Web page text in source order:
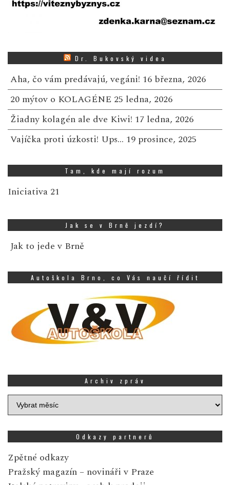
Dr. Bukovský videa
Aha, čo vám predávajú, vegáni! 16 března, 2026
20 mýtov o KOLAGÉNE 25 ledna, 2026
Žiadny kolagén ale dve Kiwi! 17 ledna, 2026
Vajíčka proti úzkosti! Ups… 19 prosince, 2025
Tam, kde mají rozum
Iniciativa 21
Jak se v Brně jezdí?
Jak to jede v Brně
Autoškola Brno, co Vás naučí řídit
Archiv zpráv
Archiv
zpráv
Odkazy partnerů
Zpětné odkazy
Pražský magazín – novináři v Praze